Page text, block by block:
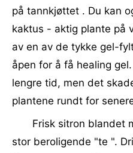
på tannkjøttet . Du kan
kaktus - aktig plante på
av en av de tykke gel-
åpen for å få healing
lengre tid, men det
plantene rundt for
Frisk sitron blandet
stor beroligende "te ".